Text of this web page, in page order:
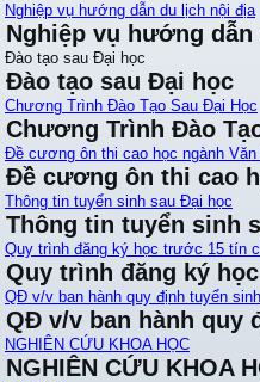
Nghiệp vụ hướng dẫn du lịch nội địa
Nghiệp vụ hướng
Đào tạo sau Đại học
Đào tạo sau Đại học
Chương Trình Đào Tạo Sau Đại Học
Chương Trình Đào
Đề cương ôn thi cao học ngành Văn
Đề cương ôn thi cao
Thông tin tuyển sinh sau Đại học
Thông tin tuyển sinh
Quy trình đăng ký học trước 15 tín
Quy trình đăng ký
QĐ v/v ban hành quy định tuyển
QĐ v/v ban hành quy
NGHIÊN CỨU KHOA HỌC
NGHIÊN CỨU KHOA